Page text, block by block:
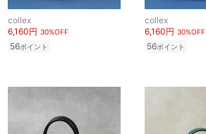
collex
6,160円 30%OFF
56ポイント
collex
6,160円 30%OFF
56ポイント